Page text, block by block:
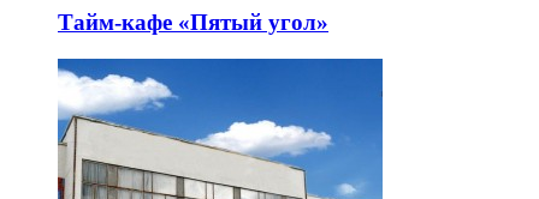
Тайм-кафе «Пятый угол»